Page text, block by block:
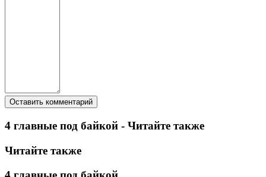
4 главные под байкой - Читайте также
Читайте также